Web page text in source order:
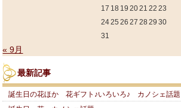
17 18 19 2021 22 23
2425 26 27 28 29 30
31
« 9月
最新記事
誕生日の花ほか 花ギフト♪いろいろ♪ カノシェ話題